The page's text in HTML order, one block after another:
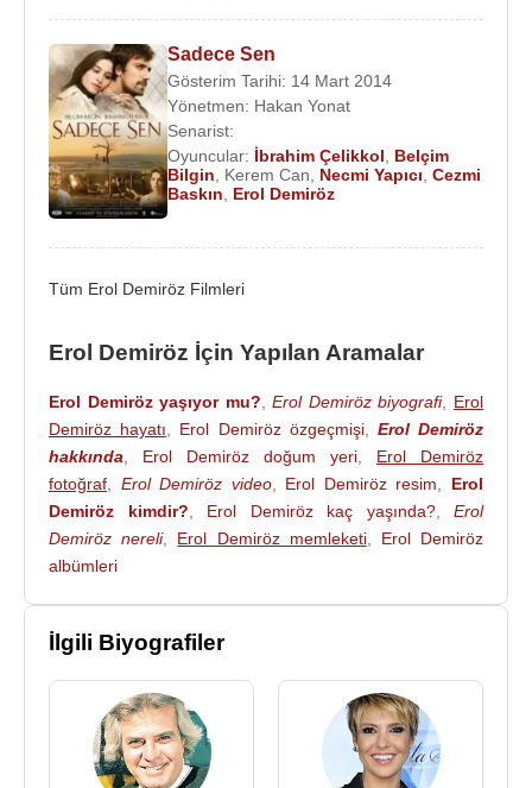
Biran Damla Yılmaz,Erdal Özyağcılar,Şenay
Gürler,Sinan Çalışkanoğlu
Melis Sezen,Levent Sülün ,Deniz Oral
Tokdemir,Deniz Özerman, Meray Ülgen
Selen,Erol Aksoy (oyuncu)
Kırık,Zekeriya Karakaş ,Hakan Can
Kargidanoğlu,Dilek Denizdelen
1977 - Ulvi Uraz En İyi Yönetmen Ödülü
Filmleri ve Dizileri:
2019 -Mucize 2 Aşk (Muhtar Davut) (Sinema Filmi)
2017 -Vezir Parmağı(Vezir) (Sinema Filmi)
2015 -Mucize (Muhtar Davut) (Sinema Filmi)
2014 -Sadece Sen
2013 - Hayat Devam Ediyor 2. Sezon (Vakkas
Altındağ) (TV Dizisi)
iptal edildi)
2012 - Babalar ve Evlatlar (Tahsin) (TV Dizisi)
2009 - Acı (Dede) (Sinema Filmi)
Sadece Sen
Gösterim Tarihi: 14 Mart 2014
Yönetmen: Hakan Yonat
Senarist:
Oyuncular: İbrahim Çelikkol
Belçim
Bilgin
Kerem Can Necmi Yapıcı Cezmi
Baskın
Erol Demiröz
Tüm Erol Demiröz Filmleri
Erol Demiröz İçin Yapılan Aramalar
Erol Demiröz yaşıyor mu?,Erol Demiröz biyografi, Erol
Demiröz hayatı, Erol Demiröz özgeçmişi, Erol Demiröz
hakkında, Erol Demiröz doğum yeri, Erol Demiröz
fotoğraf, Erol Demiröz video, Erol Demiröz resim, Erol
Demiröz kimdir?, Erol Demiröz kaç yaşında?, Erol
Demiröz nereli, Erol Demiröz memleketi, Erol Demiröz
albümleri
İlgili Biyografiler